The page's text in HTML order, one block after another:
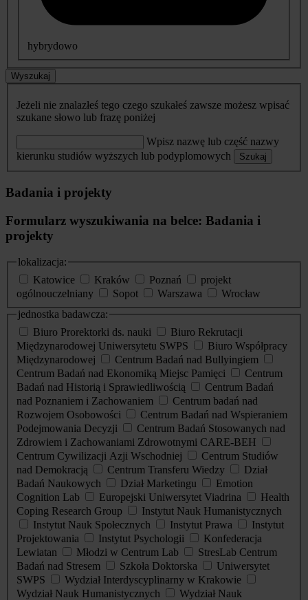
hybrydowo
Wyszukaj
Jeżeli nie znalazłeś tego czego szukałeś zawsze możesz wpisać
szukane słowo lub frazę poniżej
Wpisz nazwę lub część nazwy
kierunku studiów wyższych lub podyplomowych
Szukaj
Badania i projekty
Formularz wyszukiwania na belce: Badania i
projekty
lokalizacja:
Katowice
Kraków Poznań
projekt
ogólnouczelniany
Sopot Warszawa
Wrocław
jednostka badawcza:
Biuro Prorektorki ds. nauki
Biuro Rekrutacji
Międzynarodowej Uniwersytetu SWPS
Biuro Współpracy
Międzynarodowej
Centrum Badań nad Bullyingiem
Centrum Badań nad Ekonomiką Miejsc Pamięci
Centrum
Badań nad Historią i Sprawiedliwością
Centrum Badań
nad Poznaniem i Zachowaniem
Centrum badań nad
Rozwojem Osobowości
Centrum Badań nad Wspieraniem
Podejmowania Decyzji
Centrum Badań Stosowanych nad
Zdrowiem i Zachowaniami Zdrowotnymi CARE-BEH
Centrum Cywilizacji Azji Wschodniej
Centrum Studiów
nad Demokracją
Centrum Transferu Wiedzy
Dział
Badań Naukowych
Dział Marketingu
Emotion
Cognition Lab
Europejski Uniwersytet Viadrina
Health
Coping Research Group
Instytut Nauk Humanistycznych
Instytut Nauk Społecznych
Instytut Prawa
Instytut
Projektowania
Instytut Psychologii
Konfederacja
Lewiatan
Młodzi w Centrum Lab
StresLab Centrum
Badań nad Stresem
Szkoła Doktorska
Uniwersytet
SWPS
Wydział Interdyscyplinarny w Krakowie
Wydział Nauk Humanistycznych
Wydział Nauk